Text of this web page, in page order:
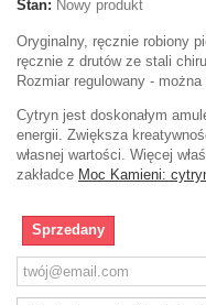
Stan: Nowy produkt
Oryginalny, ręcznie robiony
ręcznie z drutów ze stali
Rozmiar regulowany -
Cytryn jest doskonałym
energii. Zwiększa
własnej wartości. Więcej
zakładce Moc Kamieni:
Sprzedany